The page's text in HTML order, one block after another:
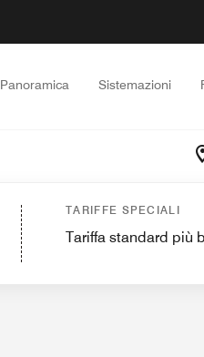
Panoramica Sistemazioni
TARIFFE SPECIALI
Tariffa standard più
Fitness e relaxEventi e riunioni